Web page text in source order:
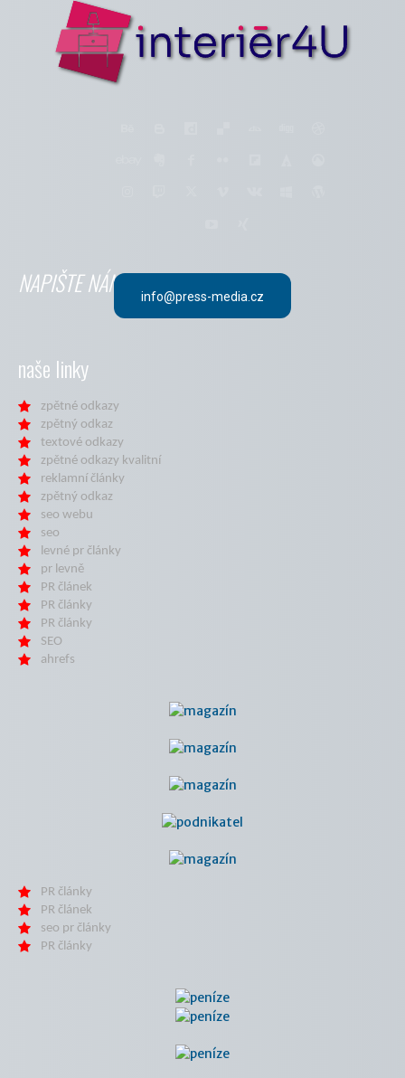
NAPIŠTE NÁM info@press-media.cz
naše linky
zpětné odkazy
zpětný odkaz
textové odkazy
zpětné odkazy kvalitní
reklamní články
zpětný odkaz
seo webu
seo
levné pr články
pr levně
PR článek
PR články
PR články
SEO
ahrefs
PR články
PR článek
seo pr články
PR články